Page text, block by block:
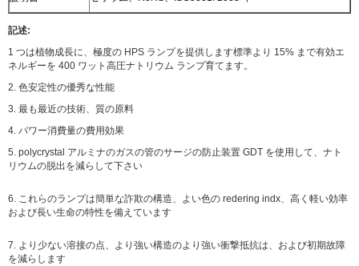
記述:
1 つは植物成長に、極度の HPS ランプを提供します標準より 15% まで有効エ
ネルギーを 400 ワット高圧ナトリウム ランプ育てます。
2. 色安定性の優秀な性能
3. 最も最近の技術、質の原料
4. パワー消費量の費用効果
5. polycrystal アルミナのガスの管のサージの防止装置 GDT を使用して、ナト
リウムの脱出を減らして下さい
6. これらのランプは簡単な詐欺の構造、よい色の redering indx、高く軽い効率
および長い生命の特性を備えています
7. より少ない溶接の点、より強い構造のより強い衝撃抵抗は、および初期故障
を減らします